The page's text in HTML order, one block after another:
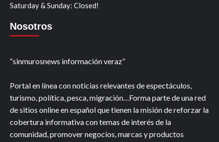
Saturday & Sunday: Closed!
Nosotros
“sinmurosnews información veraz”
Portal en línea con noticias relevantes de espectáculos,
turismo, política, pesca, migración…Forma parte de una red
de sitios online en español que tienen la misión de reforzar la
cobertura informativa con temas de interés de la
comunidad, promover negocios, marcas y productos